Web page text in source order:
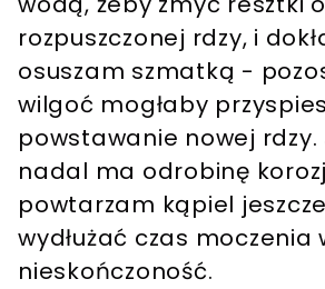
rozpuszczonej rdzy, i
osuszam szmatką -
wilgoć mogłaby
powstawanie nowej rdzy.
nadal ma odrobinę
powtarzam kąpiel
wydłużać czas moczenia
nieskończoność.